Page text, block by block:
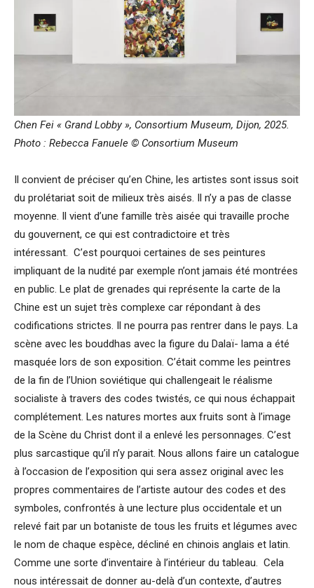
Chen Fei « Grand Lobby », Consortium Museum, Dijon, 2025.
Photo : Rebecca Fanuele © Consortium Museum
Il convient de préciser qu’en Chine, les artistes sont issus soit
du prolétariat soit de milieux très aisés. Il n’y a pas de classe
moyenne. Il vient d’une famille très aisée qui travaille proche
du gouvernent, ce qui est contradictoire et très
intéressant. C’est pourquoi certaines de ses peintures
impliquant de la nudité par exemple n’ont jamais été montrées
en public. Le plat de grenades qui représente la carte de la
Chine est un sujet très complexe car répondant à des
codifications strictes. Il ne pourra pas rentrer dans le pays. La
scène avec les bouddhas avec la figure du Dalaï- lama a été
masquée lors de son exposition. C’était comme les peintres
de la fin de l’Union soviétique qui challengeait le réalisme
socialiste à travers des codes twistés, ce qui nous échappait
complétement. Les natures mortes aux fruits sont à l’image
de la Scène du Christ dont il a enlevé les personnages. C’est
plus sarcastique qu’il n’y parait. Nous allons faire un catalogue
à l’occasion de l’exposition qui sera assez original avec les
propres commentaires de l’artiste autour des codes et des
symboles, confrontés à une lecture plus occidentale et un
relevé fait par un botaniste de tous les fruits et légumes avec
le nom de chaque espèce, décliné en chinois anglais et latin.
Comme une sorte d’inventaire à l’intérieur du tableau. Cela
nous intéressait de donner au-delà d’un contexte, d’autres